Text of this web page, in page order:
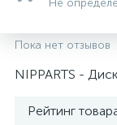
Не
Пока нет отзывов
NIPPARTS -
Рейтинг